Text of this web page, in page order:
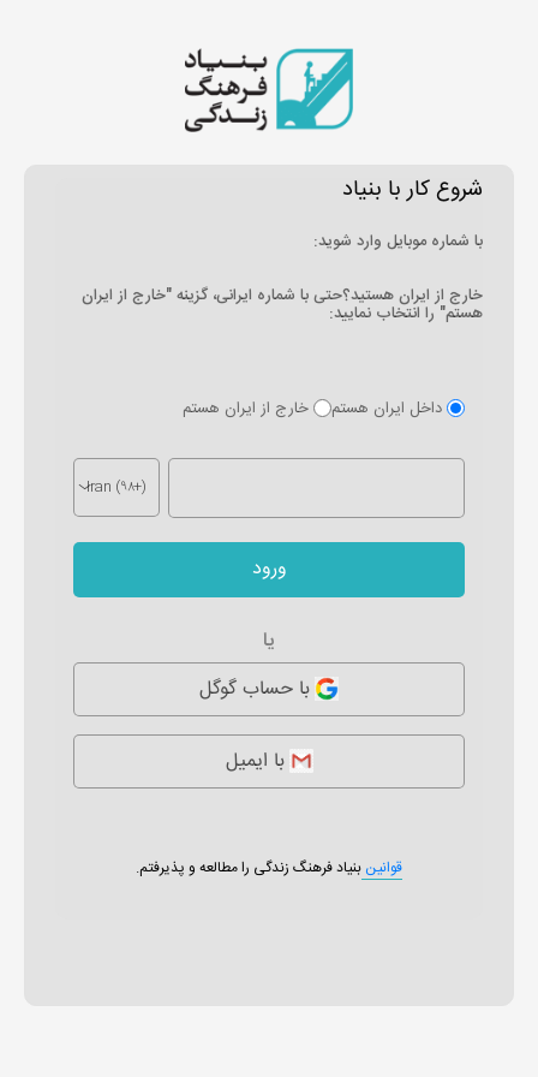
شروع کار با بنیاد
با شماره موبایل وارد شوید:
خارج از ایران هستید؟حتی با شماره ایرانی، گزینه "خارج از ایران
هستم" را انتخاب نمایید:
داخل ایران هستم خارج از ایران هستم
Iran (۹۸+)
ورود
یا
با حساب گوگل
با ایمیل
قوانین بنیاد فرهنگ زندگی را مطالعه و پذیرفتم.